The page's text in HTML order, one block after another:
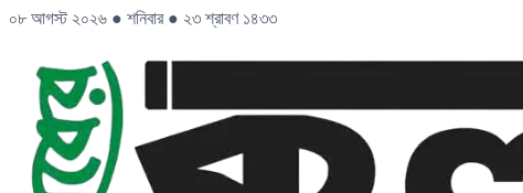
০৮ আগস্ট ২০২৬ ● শনিবার ● ২৩ শ্রাবণ ১৪৩৩